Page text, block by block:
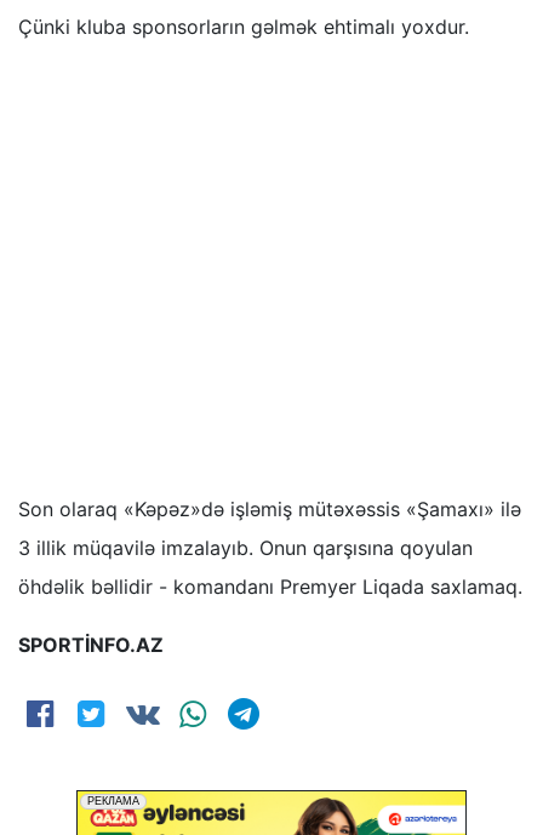
Çünki kluba sponsorların gəlmək ehtimalı yoxdur.
Son olaraq «Kəpəz»də işləmiş mütəxəssis «Şamaxı» ilə
3 illik müqavilə imzalayıb. Onun qarşısına qoyulan
öhdəlik bəllidir - komandanı Premyer Liqada saxlamaq.
SPORTİNFO.AZ